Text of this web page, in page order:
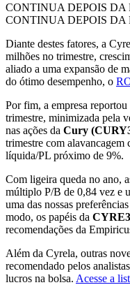
CONTINUA DEPOIS
CONTINUA DEPOIS
Diante destes fatores, a
milhões no trimestre,
aliado a uma expansão de
do ótimo desempenho, o
Por fim, a empresa
trimestre, minimizada pela
nas ações da Cury
trimestre com
líquida/PL próximo de 9%.
Com ligeira queda no ano,
múltiplo P/B de 0,84 vez e
uma das nossas
modo, os papéis da CYRE3
recomendações da
Além da Cyrela, outras
recomendado pelos
lucros na bolsa. Acesse a